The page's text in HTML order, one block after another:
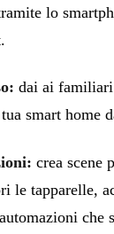
lo
dai ai
smart home
crea scene
le tapparelle,
che